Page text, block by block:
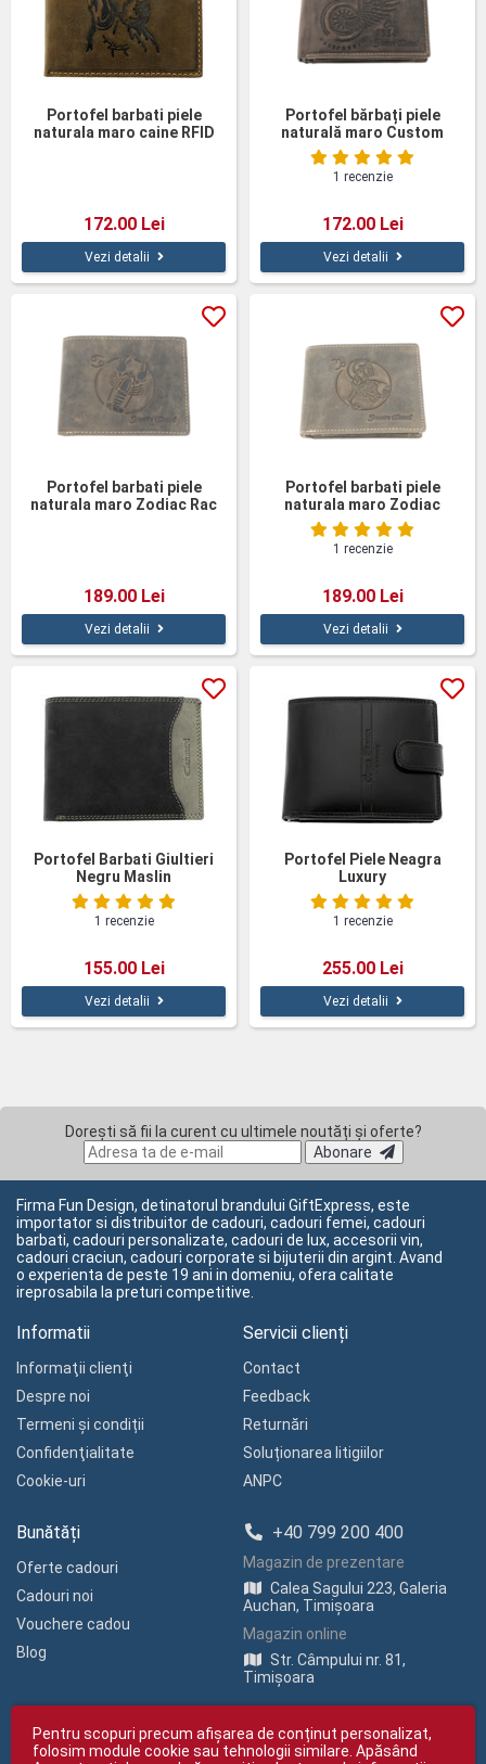
Portofel barbati piele
naturala maro caine RFID
172.00 Lei
Vezi detalii
Portofel bărbați piele
naturală maro Custom
Motorcycles
1 recenzie
172.00 Lei
Vezi detalii
Portofel barbati piele
naturala maro Zodiac Rac
189.00 Lei
Vezi detalii
Portofel barbati piele
naturala maro Zodiac
Capricorn
1 recenzie
189.00 Lei
Vezi detalii
Portofel Barbati Giultieri
Negru Maslin
1 recenzie
155.00 Lei
Vezi detalii
Portofel Piele Neagra
Luxury
1 recenzie
255.00 Lei
Vezi detalii
Dorești să fii la curent cu ultimele noutăți și oferte?
Abonare
Firma Fun Design, detinatorul brandului GiftExpress, este
importator si distribuitor de cadouri, cadouri femei, cadouri
barbati, cadouri personalizate, cadouri de lux, accesorii vin,
cadouri craciun, cadouri corporate si bijuterii din argint. Avand
o experienta de peste 19 ani in domeniu, ofera calitate
ireprosabila la preturi competitive.
Informatii
Informaţii clienţi
Despre noi
Termeni și condiții
Confidenţialitate
Cookie-uri
Servicii clienți
Contact
Feedback
Returnări
Soluționarea litigiilor
ANPC
Bunătăți
Oferte cadouri
Cadouri noi
Vouchere cadou
Blog
+40 799 200 400
Magazin de prezentare
Calea Sagului 223, Galeria
Auchan, Timișoara
Magazin online
Str. Câmpului nr. 81,
Timișoara
Pentru scopuri precum afișarea de conținut personalizat,
folosim module cookie sau tehnologii similare. Apăsând